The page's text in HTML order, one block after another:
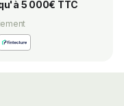
5 000€ TTC